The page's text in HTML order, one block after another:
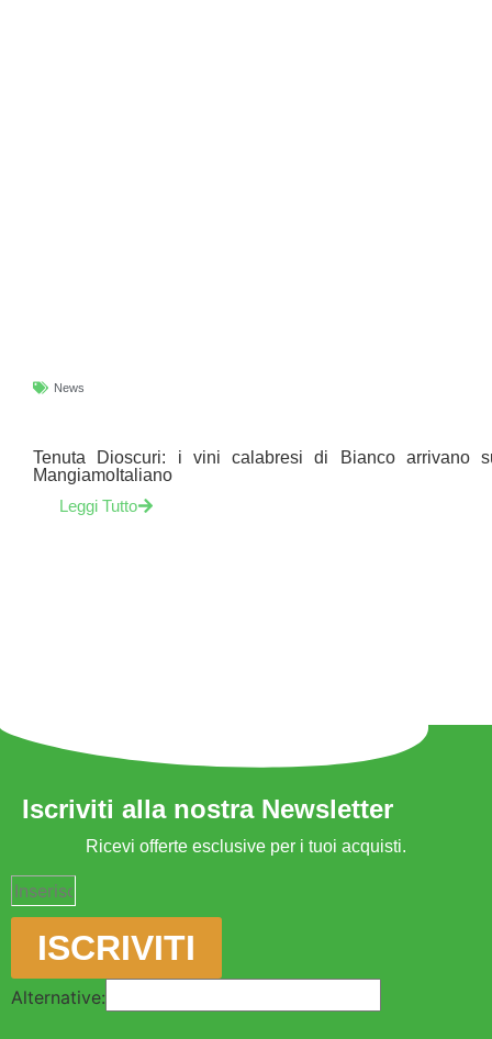
News
Tenuta Dioscuri: i vini calabresi di Bianco arrivano
MangiamoItaliano
Leggi Tutto
Iscriviti alla nostra Newsletter
Ricevi offerte esclusive per i tuoi acquisti.
ISCRIVITI
Alternative: